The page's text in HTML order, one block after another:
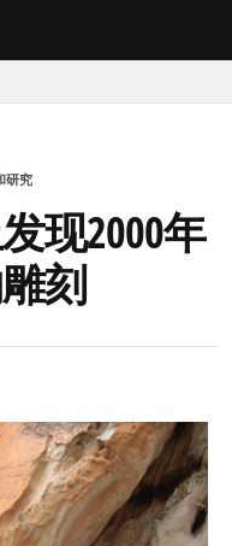
研究
现2000年
刻